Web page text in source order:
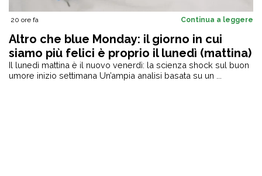
20 ore fa Continua a leggere
Altro che blue Monday: il giorno in cui
siamo più felici è proprio il lunedì (mattina)
Il lunedì mattina è il nuovo venerdì: la scienza shock sul buon
umore inizio settimana Un’ampia analisi basata su un ...